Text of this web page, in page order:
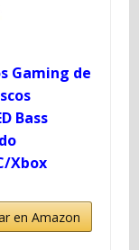
Gaming de
Bass
Xbox
en Amazon